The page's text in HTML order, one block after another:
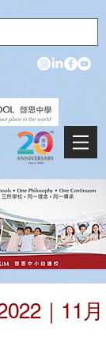
｜11月